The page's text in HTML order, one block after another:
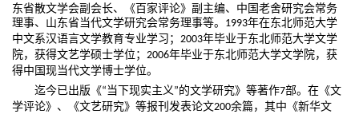
东省散文学会副会长、《百家评论》副主编、中国老舍研究会常务
理事、山东省当代文学研究会常务理事等。 1993年在东北师范大学
中文系汉语言文学教育专业学习； 2003年毕业于东北师范大学文学
院，获得文艺学硕士学位； 2006年毕业于东北师范大学文学院，获
得中国现当代文学博士学位。
迄今已出版《“当下现实主义 ”的文学研究》等著作7部。在《文
学评论》、《文艺研究》等报刊发表论文200余篇，其中《新华文